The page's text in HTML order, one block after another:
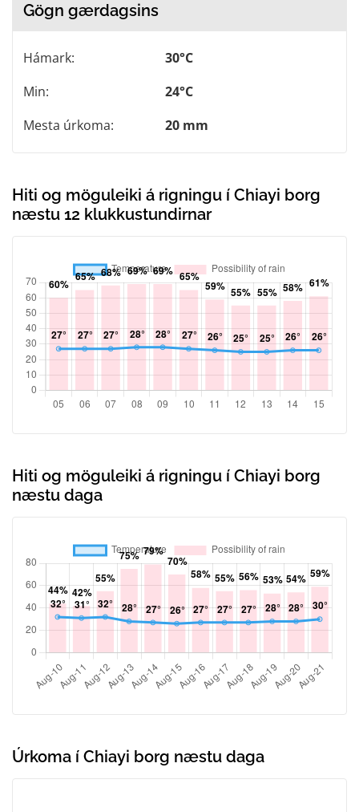
Gögn gærdagsins
Hámark:
30°C
Min:
24°C
Mesta úrkoma:
20 mm
Hiti og möguleiki á rigningu í Chiayi borg
næstu 12 klukkustundirnar
Hiti og möguleiki á rigningu í Chiayi borg
næstu daga
Úrkoma í Chiayi borg næstu daga